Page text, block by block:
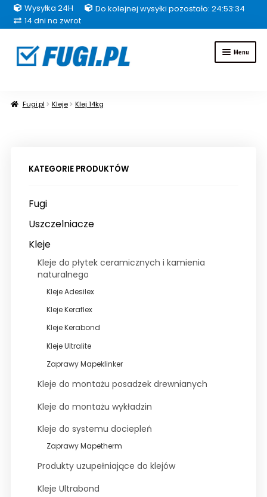
Wysyłka 24H
Do kolejnej wysyłki pozostało: 24:53:33
14 dni na zwrot
Przejdź
do
Przejdź
do
Menu
Inne grupy produktów
Wyprzedaże
Fugi.pl Kleje Klej 14kg
KATEGORIE PRODUKTÓW
Fugi
Uszczelniacze
Kleje
Kleje do płytek ceramicznych i kamienia
naturalnego
Kleje Adesilex
Kleje Keraflex
Kleje Kerabond
Kleje Ultralite
Zaprawy Mapeklinker
Kleje do montażu posadzek drewnianych
Kleje do montażu wykładzin
Kleje do systemu dociepleń
Zaprawy Mapetherm
Produkty uzupełniające do klejów
Kleje Ultrabond